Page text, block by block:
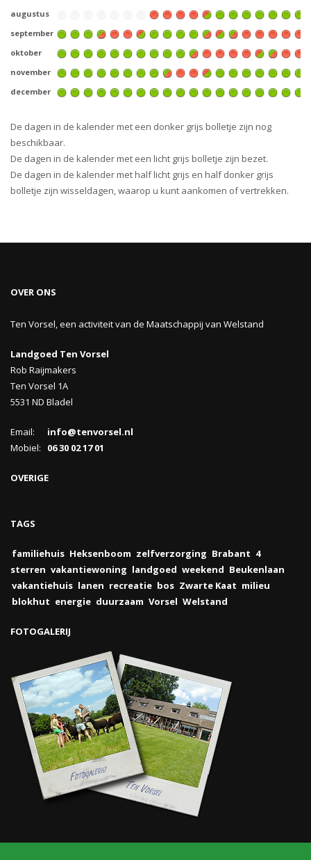
augustus
september
oktober
november
december
De dagen in de kalender met een donker grijs bolletje zijn nog
beschikbaar.
De dagen in de kalender met een licht grijs bolletje zijn bezet.
De dagen in de kalender met half licht grijs en half donker grijs
bolletje zijn wisseldagen, waarop u kunt aankomen of vertrekken.
OVER ONS
Ten Vorsel, een activiteit van de Maatschappij van Welstand
Landgoed Ten Vorsel
Rob Raijmakers
Ten Vorsel 1A
5531 ND Bladel
Email:
info@tenvorsel.nl
Mobiel: 06 30 02 17 01
OVERIGE
TAGS
familiehuis Heksenboom zelfverzorging Brabant 4
sterren vakantiewoning landgoed weekend Beukenlaan
vakantiehuis lanen recreatie bos Zwarte Kaat milieu
blokhut energie duurzaam Vorsel Welstand
FOTOGALERIJ